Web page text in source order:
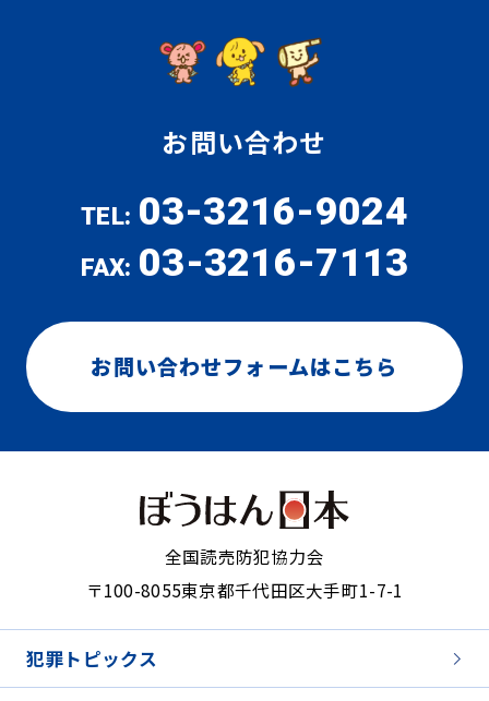
お問い合わせ
TEL: 03-3216-9024
FAX: 03-3216-7113
お問い合わせフォームはこちら
全国読売防犯協力会
〒100-8055東京都千代田区大手町1-7-1
犯罪トピックス